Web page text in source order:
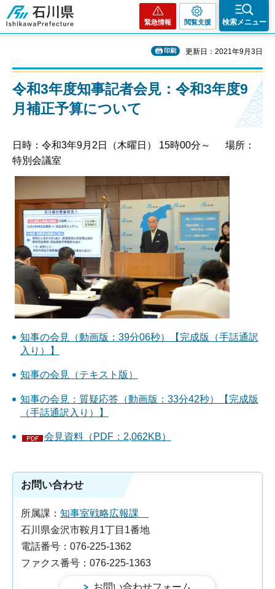
石川県
緊急情報 閲覧支援 検索メニュー
印刷 更新日：2021年9月3日
令和3年度知事記者会見：令和3年度9
月補正予算について
日時：令和3年9月2日（木曜日） 15時00分～ 場所：
特別会議室
知事の会見（動画版：39分06秒）【完成版（手話通訳
入り）】
知事の会見（テキスト版）
知事の会見：質疑応答（動画版：33分42秒）【完成版
（手話通訳入り）】
会見資料（PDF：2,062KB）
お問い合わせ
所属課： 知事室戦略広報課
石川県金沢市鞍月1丁目1番地
電話番号：076-225-1362
ファクス番号：076-225-1363